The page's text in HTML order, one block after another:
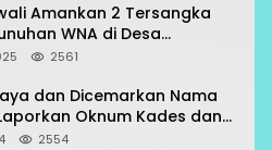
Amankan 2 Tersangka
WNA di Desa
2561
dan Dicemarkan Nama
Oknum Kades dan
2554